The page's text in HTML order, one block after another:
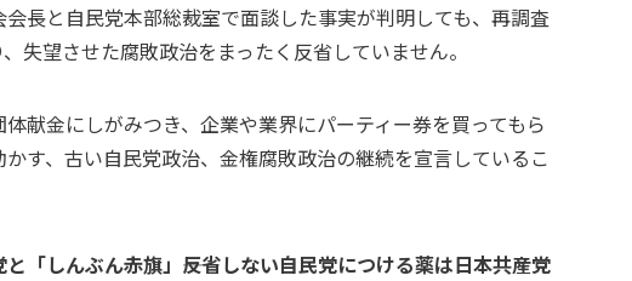
長と自民党本部総裁室で面談した事実が判明しても、再調査
失望させた腐敗政治をまったく反省していません。
献金にしがみつき、企業や業界にパーティー券を買ってもら
す、古い自民党政治、金権腐敗政治の継続を宣言しているこ
「しんぶん赤旗」――反省しない自民党につける薬は日本共産党